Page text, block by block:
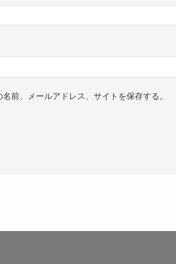
前、メールアドレス、サイトを保存する。